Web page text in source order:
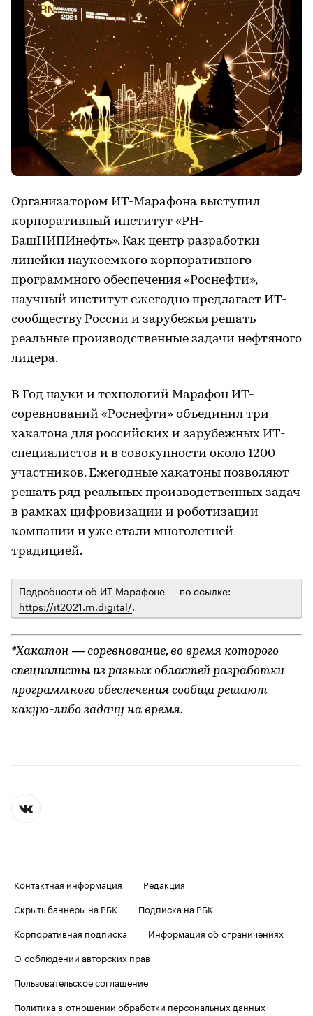
Организатором ИТ-Марафона выступил
корпоративный институт «РН-
БашНИПИнефть». Как центр разработки
линейки наукоемкого корпоративного
программного обеспечения «Роснефти»,
научный институт ежегодно предлагает ИТ-
сообществу России и зарубежья решать
реальные производственные задачи нефтяного
лидера.
В Год науки и технологий Марафон ИТ-
соревнований «Роснефти» объединил три
хакатона для российских и зарубежных ИТ-
специалистов и в совокупности около 1200
участников. Ежегодные хакатоны позволяют
решать ряд реальных производственных задач
в рамках цифровизации и роботизации
компании и уже стали многолетней
традицией.
Подробности об ИТ-Марафоне — по ссылке:
https://it2021.rn.digital/.
*Хакатон — соревнование, во время которого
специалисты из разных областей разработки
программного обеспечения сообща решают
какую-либо задачу на время.
Контактная информация
Редакция
Скрыть баннеры на РБК
Подписка на РБК
Корпоративная подписка
Информация об ограничениях
О соблюдении авторских прав
Пользовательское соглашение
Политика в отношении обработки персональных данных